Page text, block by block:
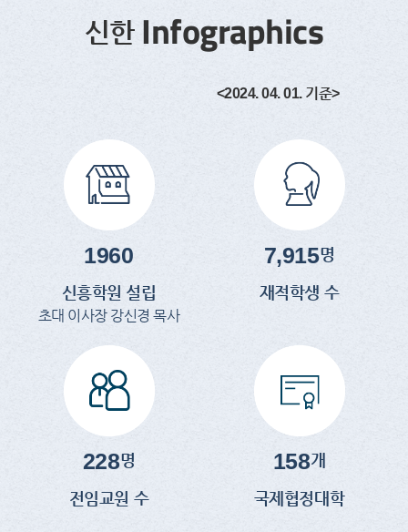
신한 Infographics
<2024. 04. 01. 기준>
1960
신흥학원 설립
초대 이사장 강신경 목사
7,915명
재적학생 수
228명
전임교원 수
158개
국제협정대학